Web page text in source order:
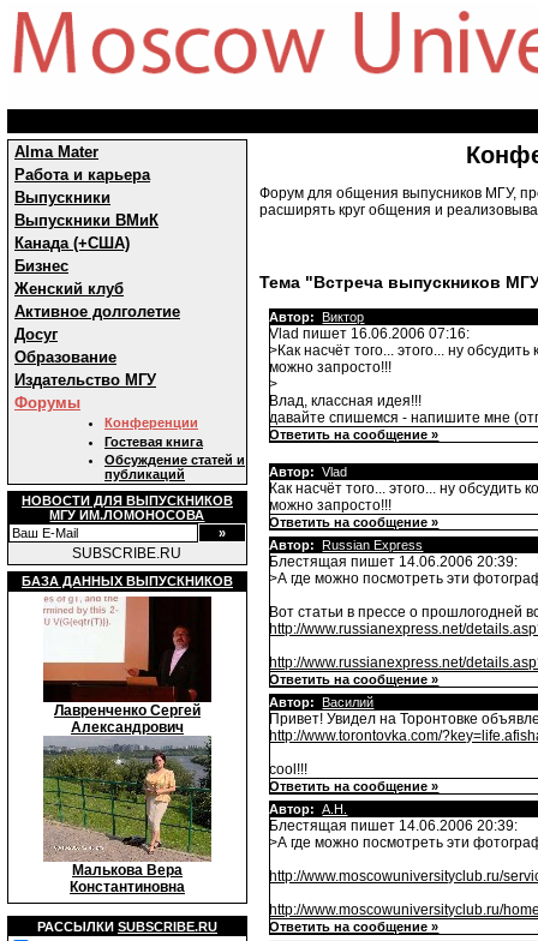
Alma Mater
Работа и карьера
Выпускники
Выпускники ВМиК
Канада (+США)
Бизнес
Женский клуб
Активное долголетие
Досуг
Образование
Издательство МГУ
Форумы
Конференции
Гостевая книга
Обсуждение статей и
публикаций
НОВОСТИ ДЛЯ ВЫПУСКНИКОВ
МГУ ИМ.ЛОМОНОСОВА
SUBSCRIBE.RU
БАЗА ДАННЫХ ВЫПУСКНИКОВ
Лавренченко Сергей
Александрович
Малькова Вера
Константиновна
РАССЫЛКИ SUBSCRIBE.RU
Форум для общения выпусников МГУ,
расширять круг общения и
Тема "Встреча выпускников
Автор: Виктор
Vlad пишет 16.06.2006 07:16:
>Как насчёт того... этого... ну
можно запросто!!!
>
Влад, классная идея!!!
давайте спишемся - напишите мне
Ответить на сообщение »
Автор: Vlad
Как насчёт того... этого... ну
можно запросто!!!
Ответить на сообщение »
Автор:
Russian Express
Блестящая пишет 14.06.2006 20:39:
>А где можно посмотреть эти
Вот статьи в прессе о прошлогодней
http://www.russianexpress.net/
http://www.russianexpress.net/
Ответить на сообщение »
Автор:
Василий
Привет! Увидел на Торонтовке
http://www.torontovka.com/
cool!!!
Ответить на сообщение »
Автор:
А.Н.
Блестящая пишет 14.06.2006 20:39:
>А где можно посмотреть эти
http://www.moscowuniversityclub.ru/
http://www.moscowuniversityclub.ru/
Ответить на сообщение »